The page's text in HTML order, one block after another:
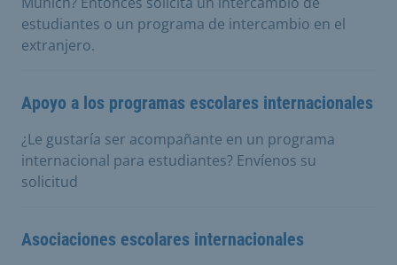
estudiantes o un programa de intercambio en el
extranjero.
Apoyo a los programas escolares internacionales
¿Le gustaría ser acompañante en un programa
internacional para estudiantes? Envíenos su
solicitud
Asociaciones escolares internacionales